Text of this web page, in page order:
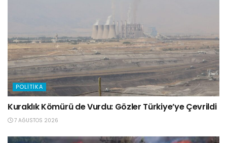
POLITIKA
Kuraklık Kömürü de Vurdu: Gözler Türkiye’ye Çevrildi
7 AĞUSTOS 2026